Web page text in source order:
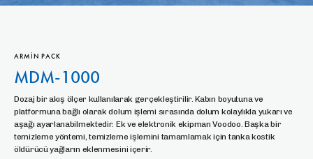
ARMIN PACK
MDM-1000
Dozaj bir akış ölçer kullanılarak gerçekleştirilir. Kabın boyutuna ve
platformuna bağlı olarak dolum işlemi sırasında dolum kolaylıkla yukarı ve
aşağı ayarlanabilmektedir. Ek ve elektronik ekipman Voodoo. Başka bir
temizleme yöntemi, temizleme işlemini tamamlamak için tanka kostik
öldürücü yağların eklenmesini içerir.